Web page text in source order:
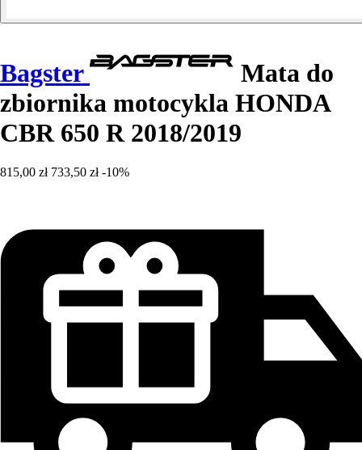
Bagster
Mata do
zbiornika motocykla HONDA
CBR 650 R 2018/2019
815,00 zł 733,50 zł -10%